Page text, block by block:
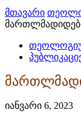
მთავარი
იანვარი 6, 2023